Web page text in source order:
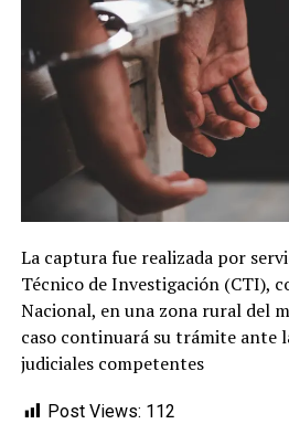
La captura fue realizada por
Técnico de Investigación (CTI),
Nacional, en una zona rural del
caso continuará su trámite ante
judiciales competentes
Post Views: 112